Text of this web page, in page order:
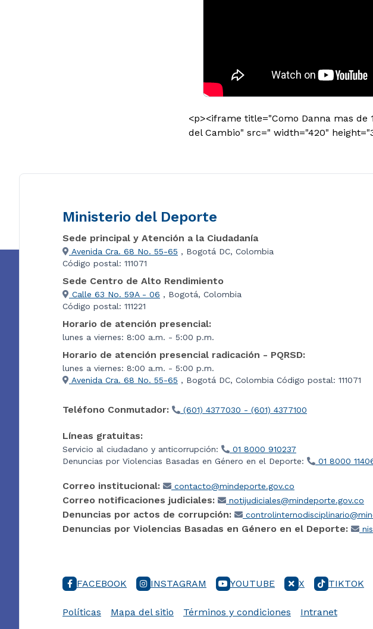
<p><iframe title="Como Danna mas de
del Cambio" src=" width="420"
Ministerio del Deporte
Sede principal y Atención a la Ciudadanía
Avenida Cra. 68 No. 55-65 , Bogotá DC, Colombia
Código postal: 111071
Sede Centro de Alto Rendimiento
Calle 63 No. 59A - 06 , Bogotá, Colombia
Código postal: 111221
Horario de atención presencial:
lunes a viernes: 8:00 a.m. - 5:00 p.m.
Horario de atención presencial radicación - PQRSD:
lunes a viernes: 8:00 a.m. - 5:00 p.m.
Avenida Cra. 68 No. 55-65 , Bogotá DC, Colombia Código postal: 111071
Teléfono Conmutador: (601) 4377030 - (601) 4377100
Líneas gratuitas:
Servicio al ciudadano y anticorrupción:
01 8000 910237
Denuncias por Violencias Basadas en Género en el Deporte:
01 8000
Correo institucional: contacto@mindeporte.gov.co
Correo notificaciones judiciales: notijudiciales@mindeporte.gov.co
Denuncias por actos de corrupción:
Denuncias por Violencias Basadas en Género en el Deporte:
FACEBOOK INSTAGRAM YOUTUBE X TIKTOK
Políticas Mapa del sitio Términos y condiciones Intranet